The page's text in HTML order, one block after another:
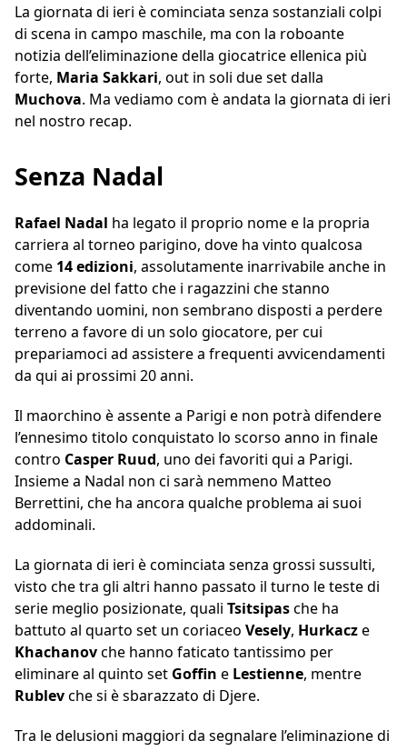
La giornata di ieri è cominciata senza sostanziali colpi
di scena in campo maschile, ma con la roboante
notizia dell’eliminazione della giocatrice ellenica più
forte, Maria Sakkari, out in soli due set dalla
Muchova. Ma vediamo com è andata la giornata di ieri
nel nostro recap.
Senza Nadal
Rafael Nadal ha legato il proprio nome e la propria
carriera al torneo parigino, dove ha vinto qualcosa
come 14edizioni, assolutamente inarrivabile anche in
previsione del fatto che i ragazzini che stanno
diventando uomini, non sembrano disposti a perdere
terreno a favore di un solo giocatore, per cui
prepariamoci ad assistere a frequenti avvicendamenti
da qui ai prossimi 20 anni.
Il maorchino è assente a Parigi e non potrà difendere
l’ennesimo titolo conquistato lo scorso anno in finale
contro Casper Ruud, uno dei favoriti qui a Parigi.
Insieme a Nadal non ci sarà nemmeno Matteo
Berrettini, che ha ancora qualche problema ai suoi
addominali.
La giornata di ieri è cominciata senza grossi sussulti,
visto che tra gli altri hanno passato il turno le teste di
serie meglio posizionate, quali Tsitsipasche ha
battuto al quarto set un coriaceo Vesely, Hurkacze
Khachanovche hanno faticato tantissimo per
eliminare al quinto set Goffin e Lestienne, mentre
Rublevche si è sbarazzato di Djere.
Tra le delusioni maggiori da segnalare l’eliminazione di